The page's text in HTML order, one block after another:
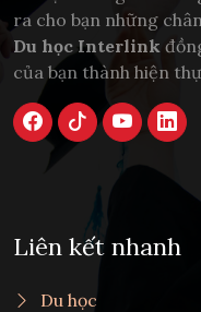
ra cho bạn những
Du học Interlink
của bạn thành hiện
Liên kết nhanh
Du học